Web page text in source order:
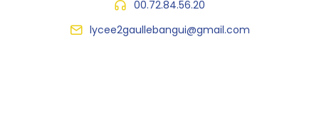
00.72.84.56.20
lycee2gaullebangui@gmail.com